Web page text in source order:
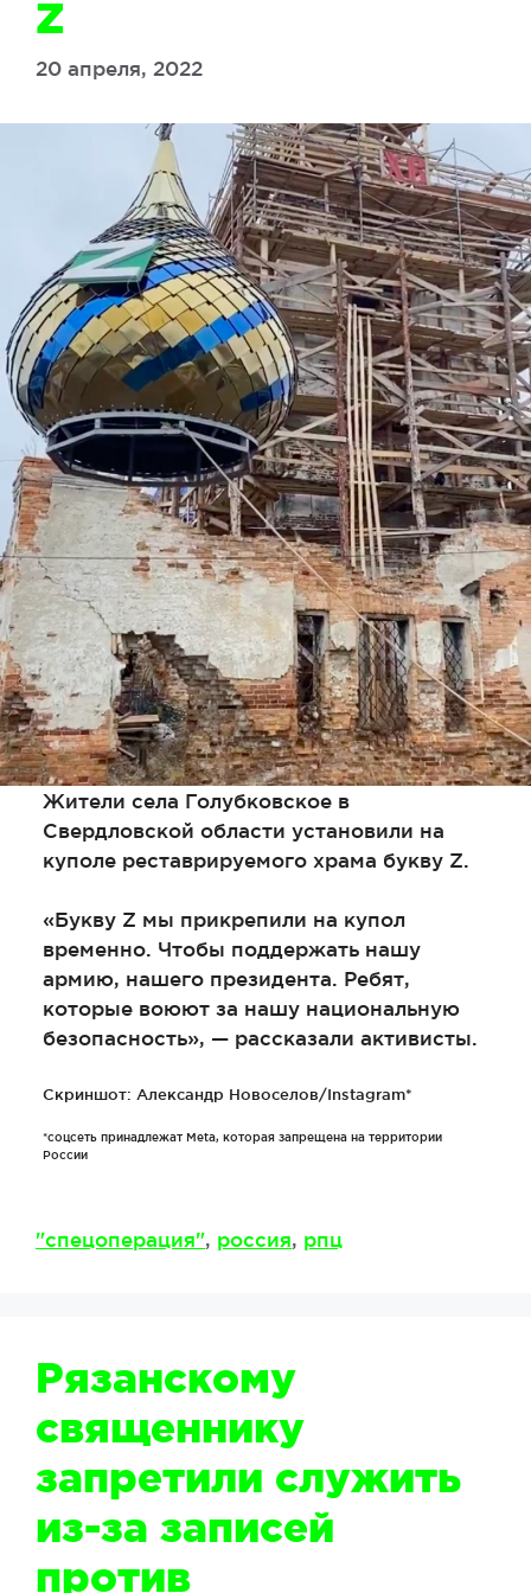
Z
20 апреля, 2022
Жители села Голубковское в
Свердловской области установили на
куполе реставрируемого храма букву Z.
«Букву Z мы прикрепили на купол
временно. Чтобы поддержать нашу
армию, нашего президента. Ребят,
которые воюют за нашу национальную
безопасность», — рассказали активисты.
Скриншот: Александр Новоселов/Instagram*
*соцсеть принадлежат Meta, которая запрещена на территории
России
Метки
"спецоперация", россия, рпц
Рязанскому
священнику
запретили служить
из-за записей
против